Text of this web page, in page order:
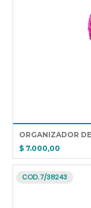
ORGANIZADOR
$ 7.000,00
COD. 7/38243